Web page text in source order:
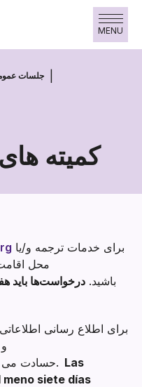
MENU
جلسات
کمیته
محل
باشید.
برای اطلاع رسانی
boardsupport@nlacrc.org حسادت می کنم. Las
siete días